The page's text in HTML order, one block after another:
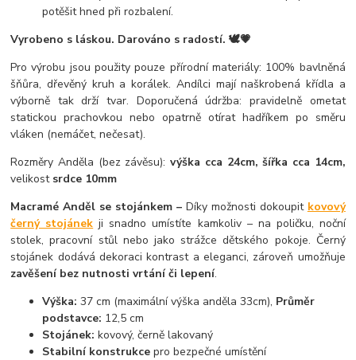
potěšit hned při rozbalení.
Vyrobeno s láskou. Darováno s radostí. 🕊️💗
Pro výrobu jsou použity pouze přírodní materiály: 100% bavlněná
šňůra, dřevěný kruh a korálek. Andílci mají naškrobená křídla a
výborně tak drží tvar. Doporučená údržba: pravidelně ometat
statickou prachovkou nebo opatrně otírat hadříkem po směru
vláken (nemáčet, nečesat).
Rozměry Anděla (bez závěsu):výška cca 24cm, šířka cca 14cm,
velikost srdce 10mm
Macramé Anděl se stojánkem – Díky možnosti dokoupit kovový
černý stojánek ji snadno umístíte kamkoliv – na poličku, noční
stolek, pracovní stůl nebo jako strážce dětského pokoje. Černý
stojánek dodává dekoraci kontrast a eleganci, zároveň umožňuje
zavěšení bez nutnosti vrtání či lepení.
Výška: 37 cm (maximální výška anděla 33cm), Průměr
podstavce: 12,5 cm
Stojánek: kovový, černě lakovaný
Stabilní konstrukce pro bezpečné umístění